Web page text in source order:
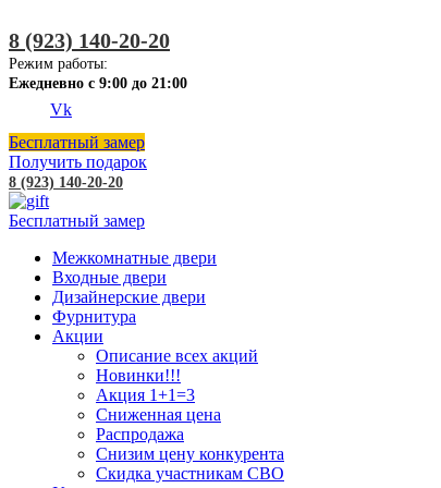
8 (923) 140-20-20
Режим работы:
Ежедневно с 9:00 до 21:00
Vk
Бесплатный замер
Получить подарок
8 (923) 140-20-20
Бесплатный замер
Межкомнатные двери
Входные двери
Дизайнерские двери
Фурнитура
Акции
Описание всех акций
Новинки!!!
Акция 1+1=3
Сниженная цена
Распродажа
Снизим цену конкурента
Скидка участникам СВО